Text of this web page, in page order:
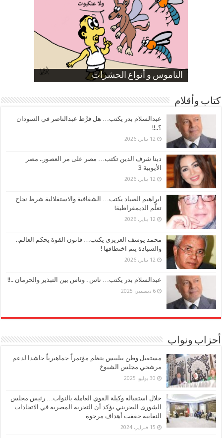
الناموس و أنواع الحشرات
الموظفين بعد ارتفاع الأسعار
ارتفاع نسبة الطلاق في مصر
صورة كاركاتيرية
صورة كاركاتيرية
كتاب وأقلام
عبدالسلام بدر يكتب… هل فرَّط عبدالناصر في السودان
؟..!!
12 يناير، 2026
دينا شرف الدين تكتب… مصر على مر العصور.. مصر
الأيوبية 3
12 يناير، 2026
ابراهيم الصياد يكتب… الشفافية والاستقلالية شرط نجاح
تعلُّم الديمقراطية!
12 يناير، 2026
محمد يوسف العزيزي يكتب… قانون القوة يحكم العالم..
والسيادة يتم اختطافها !
12 يناير، 2026
عبدالسلام بدر يكتب… ناس . وناس بين التبذير والحرمان ..!!
6 ديسمبر، 2025
أحزاب ونواب
مستقبل وطن ببلبيس ينظم مؤتمراً جماهيرياً حاشدا لدعم
مرشحي مجلس الشيوخ
30 يوليو، 2025
خلال استقباله وكيلة القوي العاملة بالنواب… رئيس مجلس
الشورى البحريني يؤكد أن التجربة المصرية في الاتحادات
النقابية حققت أهداف مرجوة
15 فبراير، 2024